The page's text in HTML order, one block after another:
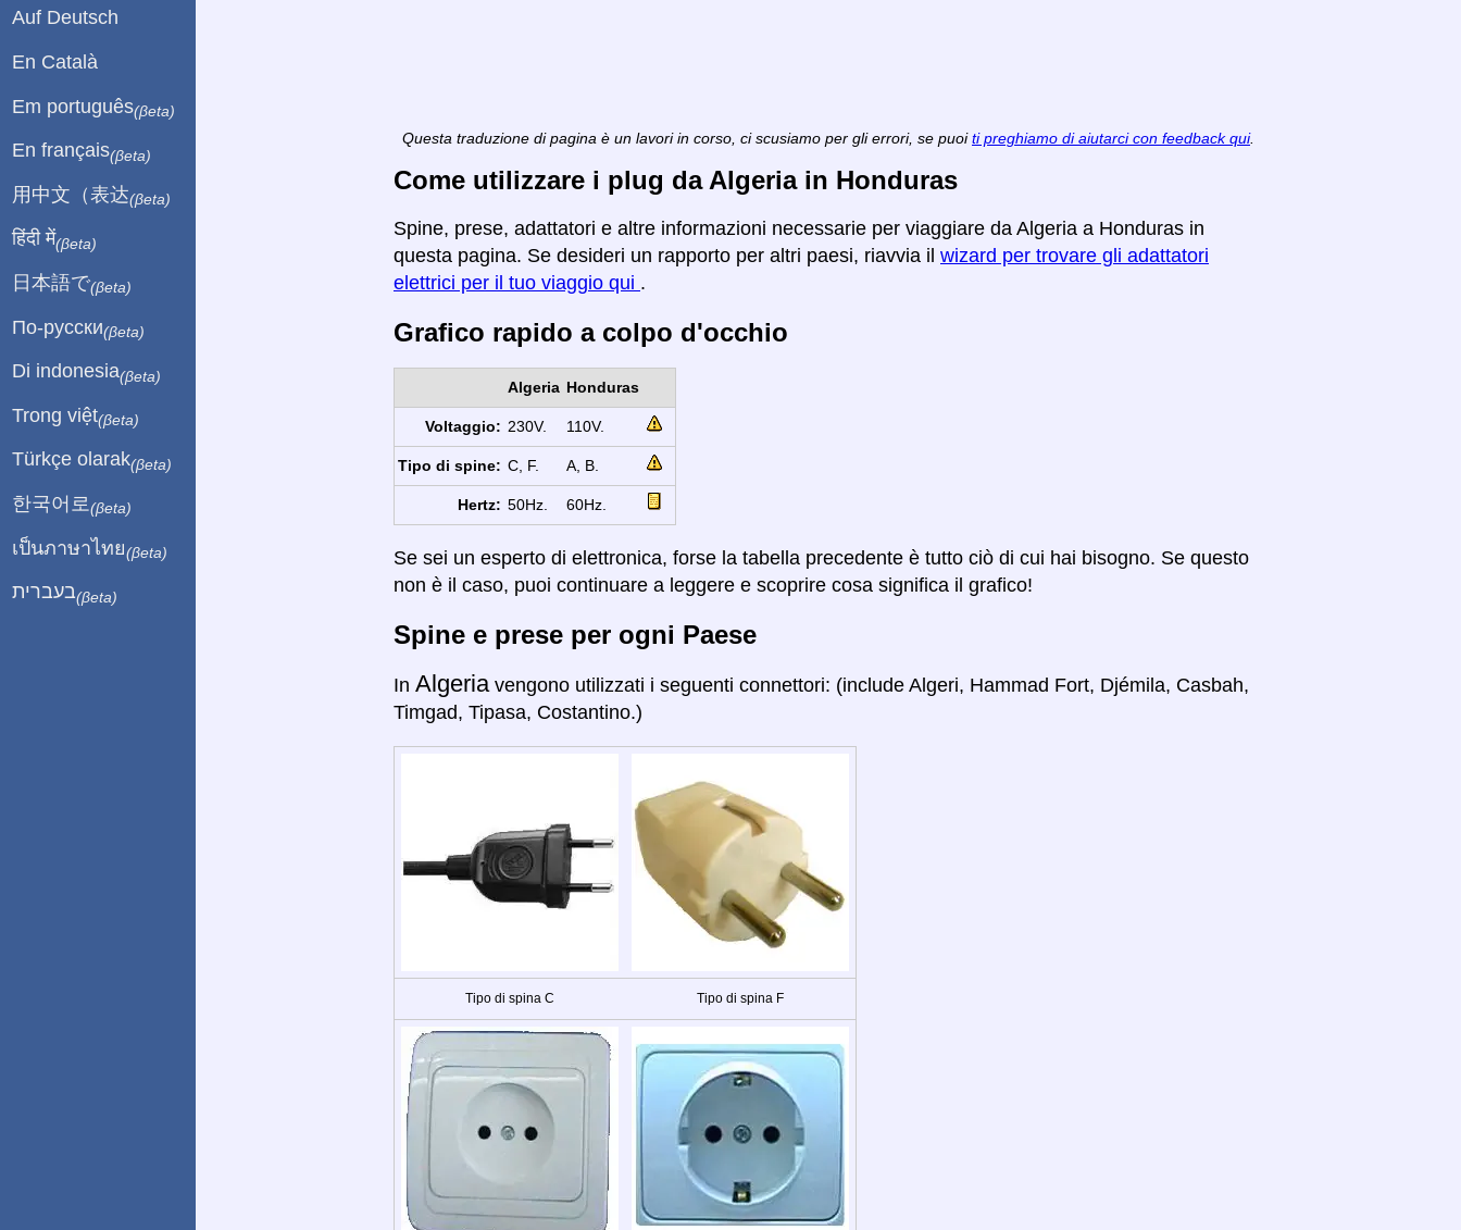
Questa traduzione di pagina è un lavori in corso, ci scusiamo per gli errori, se puoi ti preghiamo di aiutarci con feedback qui.
Come utilizzare i plug da Algeria in Honduras
Spine, prese, adattatori e altre informazioni necessarie per viaggiare da Algeria a Honduras in
questa pagina. Se desideri un rapporto per altri paesi, riavvia il wizard per trovare gli adattatori
elettrici per il tuo viaggio qui .
Grafico rapido a colpo d'occhio
Algeria Honduras
Voltaggio: 230V. 110V.
Tipo di spine: C, F. A, B.
Hertz: 50Hz. 60Hz.
Se sei un esperto di elettronica, forse la tabella precedente è tutto ciò di cui hai bisogno. Se questo
non è il caso, puoi continuare a leggere e scoprire cosa significa il grafico!
Spine e prese per ogni Paese
In Algeria vengono utilizzati i seguenti connettori: (include Algeri, Hammad Fort, Djémila, Casbah,
Timgad, Tipasa, Costantino.)
Tipo di spina C Tipo di spina F
Auf Deutsch
En Català
Em português(βeta)
En français(βeta)
用中文（表达(βeta)
हिंदी में(βeta)
日本語で(βeta)
По-русски(βeta)
Di indonesia(βeta)
Trong việt(βeta)
Türkçe olarak(βeta)
한국어로 (βeta)
เป็นภาษาไทย(βeta)
בעברית(βeta)